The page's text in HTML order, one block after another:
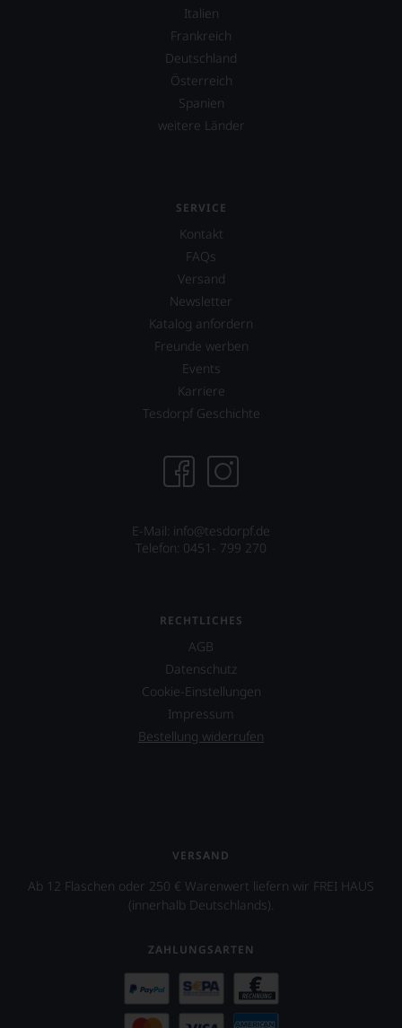
Italien
Frankreich
Deutschland
Österreich
Spanien
weitere Länder
SERVICE
Kontakt
FAQs
Versand
Newsletter
Katalog anfordern
Freunde werben
Events
Karriere
Tesdorpf Geschichte
E-Mail: info@tesdorpf.de
Telefon: 0451- 799 270
RECHTLICHES
AGB
Datenschutz
Cookie-Einstellungen
Impressum
Bestellung widerrufen
VERSAND
Ab 12 Flaschen oder 250 € Warenwert liefern wir FREI HAUS
(innerhalb Deutschlands).
ZAHLUNGSARTEN